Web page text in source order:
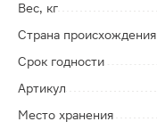
Вес, кг
Страна происхождения
Срок годности
Артикул
Место хранения